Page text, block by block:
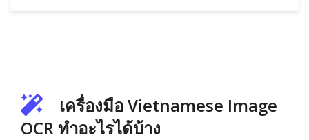
เครื่องมือ Vietnamese Image
OCR ทำอะไรได้บ้าง